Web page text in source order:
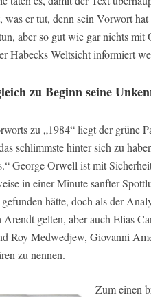
er tut, denn sein Vorwort
aber so gut wie gar nichts mit
Habecks Weltsicht informiert
zu Beginn seine
zu „1984“ liegt der grüne
schlimmste hinter sich zu
George Orwell ist mit
in einer Minute sanfter
hätte, doch als der
gelten, aber auch Elias
Roy Medwedjew, Giovanni
zu nennen.
Zum einen